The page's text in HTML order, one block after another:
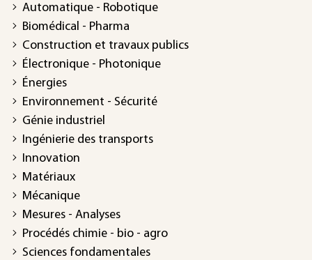
Automatique - Robotique
Biomédical - Pharma
Construction et travaux publics
Électronique - Photonique
Énergies
Environnement - Sécurité
Génie industriel
Ingénierie des transports
Innovation
Matériaux
Mécanique
Mesures - Analyses
Procédés chimie - bio - agro
Sciences fondamentales